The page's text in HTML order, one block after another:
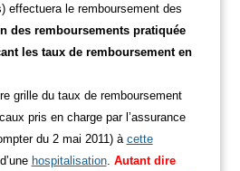
effectuera le remboursement des
des remboursements pratiquée
les taux de remboursement en
grille du taux de remboursement
pris en charge par l’assurance
du 2 mai 2011) à cette
hospitalisation. Autant dire